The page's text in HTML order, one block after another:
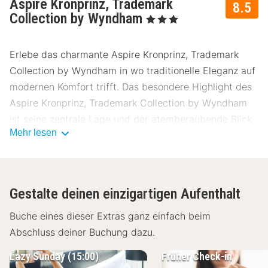
8.5
Aspire Kronprinz, Trademark
Collection by Wyndham , 3 Sterne
Erlebe das charmante Aspire Kronprinz, Trademark
Collection by Wyndham in wo traditionelle Eleganz auf
modernen Komfort trifft. Das besondere Highlight des
Aspire Kronprinz, Trademark Collection by Wyndham
ist seine zentrale Lage und der atemberaubende Blick
auf die Stadt. Unsere Gäste bewerten dieses Hotel im
Collection by Wyndham
Das Aspire Kronprinz, Trademark Collection by
Wyndham befindet sich nur wenige Minuten vom
Sehenswürdigkeiten und Attraktionen sind leicht
Mehr lesen
Gestalte deinen einzigartigen Aufenthalt
Buche eines dieser Extras ganz einfach beim
Abschluss deiner Buchung dazu.
Früher Check-in
Lazy Sunday (15:00)